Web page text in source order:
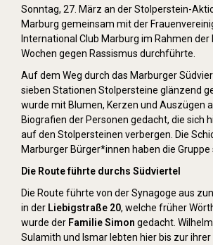
Sonntag, 27. März an der Stolperstein-
Marburg gemeinsam mit der
International Club Marburg im Rahmen
Wochen gegen Rassismus durchführte.
Auf dem Weg durch das Marburger
sieben Stationen Stolpersteine glänzend
wurde mit Blumen, Kerzen und Auszügen
Biografien der Personen gedacht, die sich
auf den Stolpersteinen verbergen. Die
Marburger Bürger*innen haben die Gruppe
Die Route führte durchs Südviertel
Die Route führte von der Synagoge aus
in der Liebigstraße 20, welche früher
wurde der Familie Simon gedacht.
Sulamith und Ismar lebten hier bis zur